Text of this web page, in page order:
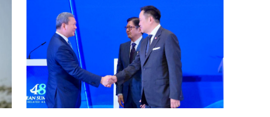
ในช่วงท้ายคดี